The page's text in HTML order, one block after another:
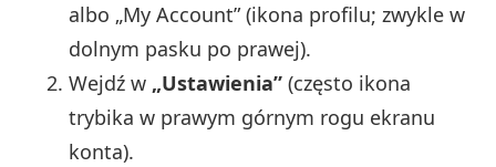
albo „My Account” (ikona profilu; zwykle w
dolnym pasku po prawej).
Wejdź w „Ustawienia” (często ikona
trybika w prawym górnym rogu ekranu
konta).